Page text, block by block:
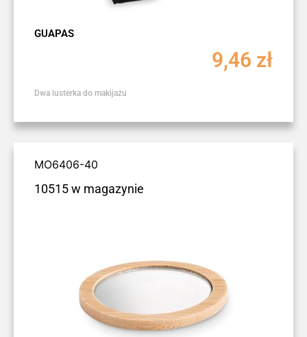
GUAPAS
9,46 zł
Dwa lusterka do makijażu
MO6406-40
10515 w magazynie